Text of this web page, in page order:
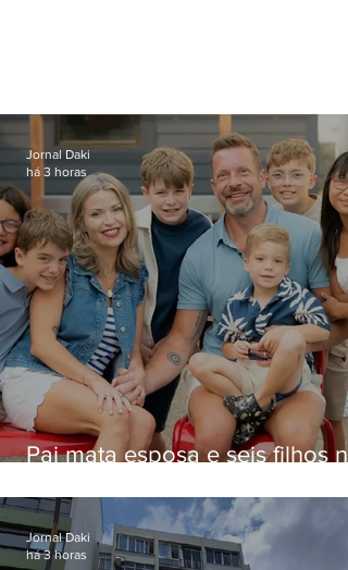
Pai mata esposa e seis filhos
Jornal Daki
há 3 horas
Jornal Daki
há 3 horas